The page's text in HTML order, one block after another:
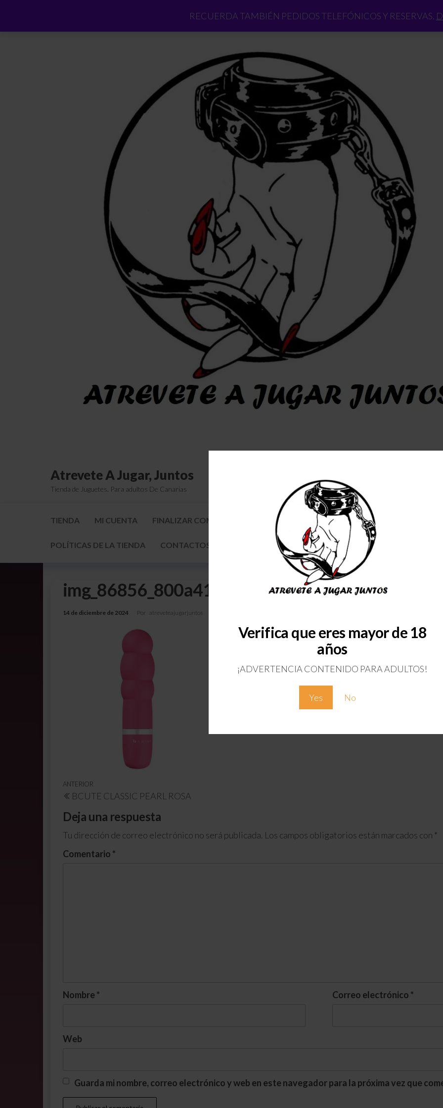
Verifica que eres mayor de 18
años
¡ADVERTENCIA CONTENIDO PARA ADULTOS!
Yes No
RECUERDA TAMBIÉN PEDIDOS TELEFÓNICOS Y RESERVAS.
Atrevete A Jugar, Juntos
Tienda de Juguetes. Para adultos De Canarias
TIENDA MI CUENTA FINALIZAR COMPRA QUIENES SOMOS COLABORADORES
POLÍTICAS DE LA TIENDA CONTACTOS Y CONSULTAS SERVICIOS
14 de diciembre de 2024 Por atreveteajugarjuntos
ANTERIOR
BCUTE CLASSIC PEARL ROSA
Deja una respuesta
Tu dirección de correo electrónico no será publicada. Los campos obligatorios están marcados con *
Comentario *
Nombre * Correo electrónico *
Web
Guarda mi nombre, correo electrónico y web en este navegador para la próxima vez que